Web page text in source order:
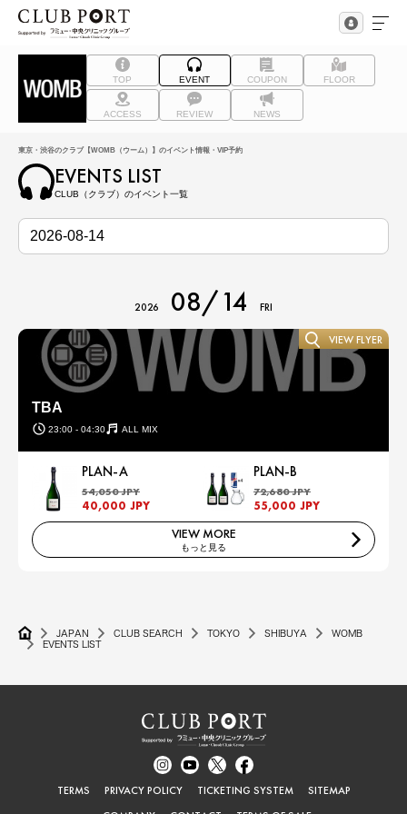
TOP EVENT COUPON FLOOR
ACCESS REVIEW NEWS
東京・渋谷のクラブ【WOMB（ウーム）】のイベント情報・VIP予約
EVENTS LIST
CLUB（クラブ）のイベント一覧
2026 08/14 FRI
TBA
23:00 - 04:30 ALL MIX
VIEW FLYER
PLAN-A
54,050 JPY
40,000 JPY
PLAN-B
72,680 JPY
55,000 JPY
VIEW MORE
もっと見る
JAPAN CLUB SEARCH TOKYO SHIBUYA
WOMB
EVENTS LIST
TERMS PRIVACY POLICY TICKETING SYSTEM
SITEMAP